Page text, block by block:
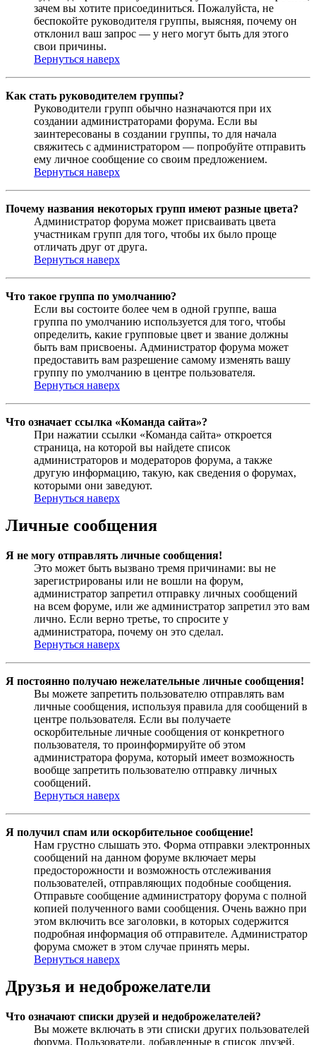
зачем вы хотите присоединиться. Пожалуйста, не
беспокойте руководителя группы, выясняя, почему он
отклонил ваш запрос — у него могут быть для этого
свои причины.
Вернуться наверх
Как стать руководителем группы?
Руководители групп обычно назначаются при их
создании администраторами форума. Если вы
заинтересованы в создании группы, то для начала
свяжитесь с администратором — попробуйте отправить
ему личное сообщение со своим предложением.
Вернуться наверх
Почему названия некоторых групп имеют разные цвета?
Администратор форума может присваивать цвета
участникам групп для того, чтобы их было проще
отличать друг от друга.
Вернуться наверх
Что такое группа по умолчанию?
Если вы состоите более чем в одной группе, ваша
группа по умолчанию используется для того, чтобы
определить, какие групповые цвет и звание должны
быть вам присвоены. Администратор форума может
предоставить вам разрешение самому изменять вашу
группу по умолчанию в центре пользователя.
Вернуться наверх
Что означает ссылка «Команда сайта»?
При нажатии ссылки «Команда сайта» откроется
страница, на которой вы найдете список
администраторов и модераторов форума, а также
другую информацию, такую, как сведения о форумах,
которыми они заведуют.
Вернуться наверх
Личные сообщения
Я не могу отправлять личные сообщения!
Это может быть вызвано тремя причинами: вы не
зарегистрированы или не вошли на форум,
администратор запретил отправку личных сообщений
на всем форуме, или же администратор запретил это вам
лично. Если верно третье, то спросите у
администратора, почему он это сделал.
Вернуться наверх
Я постоянно получаю нежелательные личные сообщения!
Вы можете запретить пользователю отправлять вам
личные сообщения, используя правила для сообщений в
центре пользователя. Если вы получаете
оскорбительные личные сообщения от конкретного
пользователя, то проинформируйте об этом
администратора форума, который имеет возможность
вообще запретить пользователю отправку личных
сообщений.
Вернуться наверх
Я получил спам или оскорбительное сообщение!
Нам грустно слышать это. Форма отправки электронных
сообщений на данном форуме включает меры
предосторожности и возможность отслеживания
пользователей, отправляющих подобные сообщения.
Отправьте сообщение администратору форума с полной
копией полученного вами сообщения. Очень важно при
этом включить все заголовки, в которых содержится
подробная информация об отправителе. Администратор
форума сможет в этом случае принять меры.
Вернуться наверх
Друзья и недоброжелатели
Что означают списки друзей и недоброжелателей?
Вы можете включать в эти списки других пользователей
форума. Пользователи, добавленные в список друзей,